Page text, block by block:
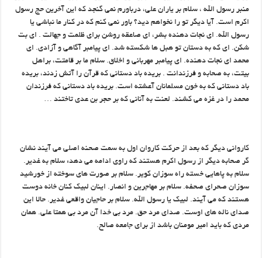
منبر رسول الله ، سلام بر یاران علی، درباورم نمی گنجد که این آخرین حج رسول
اکرم است. آیا دیگر تو را نخواهم دید؟ باور نمی کنم که در کنار ما نباشی یا
رسول الله. ای نجات دهنده بشر، ای صاعقه روشن برای ظلمت و جهالت . ای بت
شکن. ای که به دستان تو هبل ها شکسته شد. ای پیامبر آگاهی و آزادی. ای
محمد ای نجات دهنده. ای پیامبر مهربانی و اخلاق. سلام ما بر قامتت، براهل
بیتت، به صحابه و فرزندانت . بریده باد دستانی که قرآن را آتش زدند، بریده
باد دستانی که به خون مسلمانان آعشته است. بریده باد دستانی که فرزندان
محمد را در غزه می کشند. لعنت به آنانی که بر حجر بن عدی تاختند …
کاروانی دیگر که بعد از حرکت کاروان اول به سمت صحنه اصلی می آیند نشان
گر صحابه دیگر از رسول اکرم هستند که راوی ادامه می دهد: سلام به غدیر.
سلام به پاهایی خسته راه سوزان کویر. سلام بر صورت های سوخته از خورشید
سوزان صحرای صحفه. سلام بر مهاجرین و انصار. اینان لبیک کنان خانه دوست
هستند که می آیند. لبیک یا رسول الله. سلام بر حاجیان واقعی غدیر. حالا این
صدای ناله های اوست. صدای مرد حق. مرد بی خدا آن مرد بی همتا علی. همان
مردی که باید امیر مومنان باشد از برای جامعه صالح.